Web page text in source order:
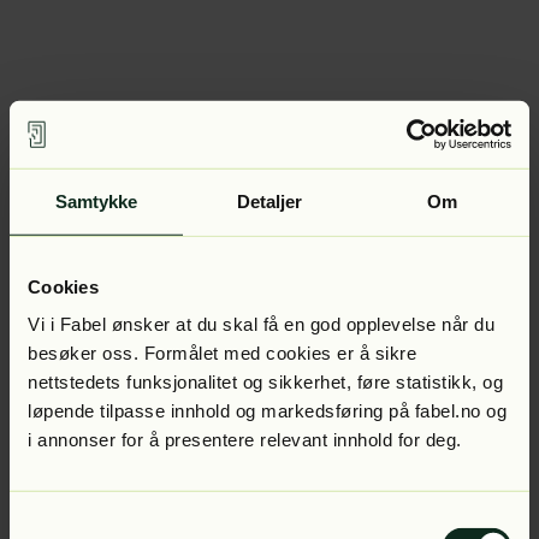
Samtykke Detaljer Om
Cookies
Vi i Fabel ønsker at du skal få en god opplevelse når du
besøker oss. Formålet med cookies er å sikre
nettstedets funksjonalitet og sikkerhet, føre statistikk, og
løpende tilpasse innhold og markedsføring på fabel.no og
i annonser for å presentere relevant innhold for deg.